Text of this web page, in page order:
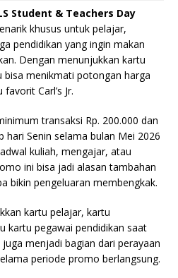
Student & Teachers Day
khusus untuk pelajar,
pendidikan yang ingin makan
Dengan menunjukkan kartu
bisa menikmati potongan harga
Carl’s Jr.
transaksi Rp. 200.000 dan
hari Senin selama bulan Mei 2026
kuliah, mengajar, atau
ini bisa jadi alasan tambahan
bikin pengeluaran membengkak.
kartu pelajar, kartu
kartu pegawai pendidikan saat
menjadi bagian dari perayaan
periode promo berlangsung.